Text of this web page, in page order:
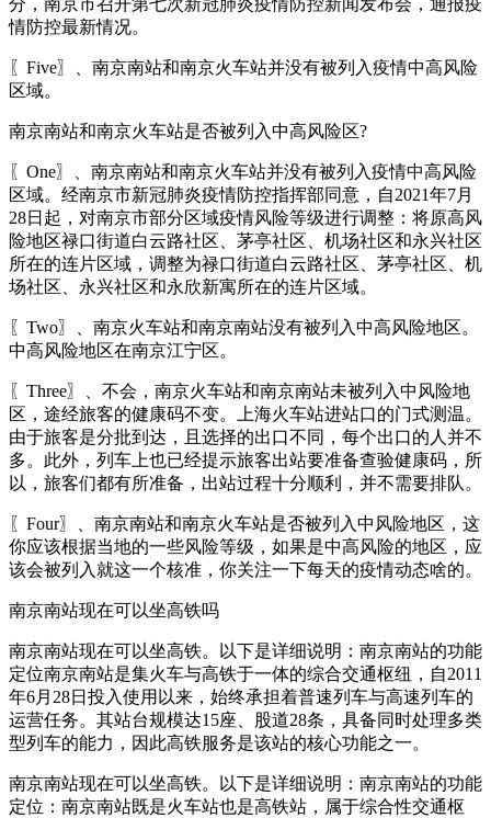
情防控最新情况。
〖Five〗、南京南站和南京火车站并没有被列入疫情中高风险
区域。
南京南站和南京火车站是否被列入中高风险区?
〖One〗、南京南站和南京火车站并没有被列入疫情中高风险
区域。经南京市新冠肺炎疫情防控指挥部同意，自2021年7月
28日起，对南京市部分区域疫情风险等级进行调整：将原高风
险地区禄口街道白云路社区、茅亭社区、机场社区和永兴社区
所在的连片区域，调整为禄口街道白云路社区、茅亭社区、机
场社区、永兴社区和永欣新寓所在的连片区域。
〖Two〗、南京火车站和南京南站没有被列入中高风险地区。
中高风险地区在南京江宁区。
〖Three〗、不会，南京火车站和南京南站未被列入中风险地
区，途经旅客的健康码不变。上海火车站进站口的门式测温。
由于旅客是分批到达，且选择的出口不同，每个出口的人并不
多。此外，列车上也已经提示旅客出站要准备查验健康码，所
以，旅客们都有所准备，出站过程十分顺利，并不需要排队。
〖Four〗、南京南站和南京火车站是否被列入中风险地区，这
你应该根据当地的一些风险等级，如果是中高风险的地区，应
该会被列入就这一个核准，你关注一下每天的疫情动态啥的。
南京南站现在可以坐高铁吗
南京南站现在可以坐高铁。以下是详细说明：南京南站的功能
定位南京南站是集火车与高铁于一体的综合交通枢纽，自2011
年6月28日投入使用以来，始终承担着普速列车与高速列车的
运营任务。其站台规模达15座、股道28条，具备同时处理多类
型列车的能力，因此高铁服务是该站的核心功能之一。
南京南站现在可以坐高铁。以下是详细说明：南京南站的功能
定位：南京南站既是火车站也是高铁站，属于综合性交通枢